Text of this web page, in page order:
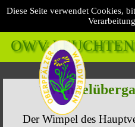
Diese Seite verwendet Cookies,
OWV-
Der Wimpel des